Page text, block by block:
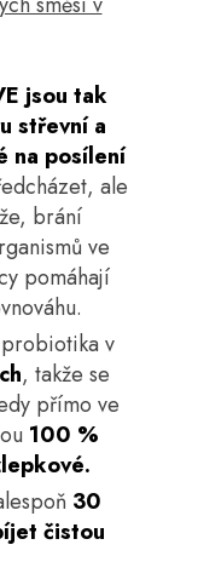
jsou tak
střevní a
na posílení
ale
brání
ve
pomáhají
probiotika v
, takže se
přímo ve
100 %
30
čistou